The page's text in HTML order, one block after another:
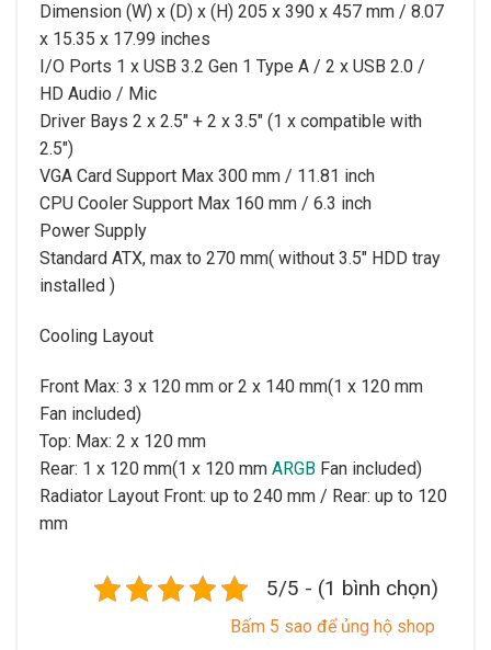
Dimension (W) x (D) x (H) 205 x 390 x 457 mm / 8.07
x 15.35 x 17.99 inches
I/O Ports 1 x USB 3.2 Gen 1 Type A / 2 x USB 2.0 /
HD Audio / Mic
Driver Bays 2 x 2.5″ + 2 x 3.5″ (1 x compatible with
2.5″)
VGA Card Support Max 300 mm / 11.81 inch
CPU Cooler Support Max 160 mm / 6.3 inch
Power Supply
Standard ATX, max to 270 mm( without 3.5″ HDD tray
installed )
Cooling Layout
Front Max: 3 x 120 mm or 2 x 140 mm(1 x 120 mm
Fan included)
Top: Max: 2 x 120 mm
Rear: 1 x 120 mm(1 x 120 mm ARGB Fan included)
Radiator Layout Front: up to 240 mm / Rear: up to 120
mm
5/5 - (1 bình chọn)
Bấm 5 sao để ủng hộ shop